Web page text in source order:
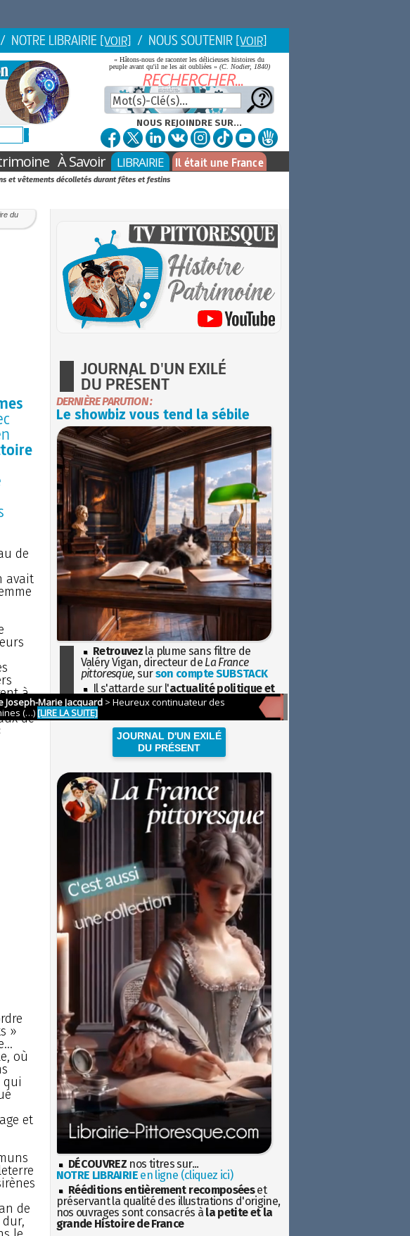
/ NOTRE LIBRAIRIE [VOIR] / NOUS SOUTENIR [VOIR]
« Hâtons-nous de raconter les délicieuses histoires du
peuple avant qu'il ne les ait oubliées » (C. Nodier, 1840)
NOUS REJOINDRE SUR...
À Savoir LIBRAIRIE Il était une France
et vêtements décolletés durant fêtes et festins
du
de
avait
à
de
»
où
qui
et
de
JOURNAL D'UN EXILÉ
DU PRÉSENT
DERNIÈRE PARUTION :
Le showbiz vous tend la sébile
Retrouvez la plume sans filtre de
Valéry Vigan, directeur de La France
pittoresque, surson compte SUBSTACK
Il s'attarde sur l'actualité politique et
sociétaleavec la hauteur de vue de
l'Histoire
JOURNAL D'UN EXILÉ
DU PRÉSENT
DÉCOUVREZ nos titres sur...
NOTRE LIBRAIRIEen ligne (cliquez ici)
Rééditions entièrement recomposéeset
préservant la qualité des illustrations d'origine,
nos ouvrages sont consacrés à la petite et la
grande Histoire de France